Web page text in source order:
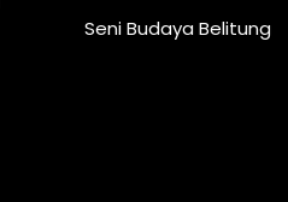
Seni Budaya Belitung